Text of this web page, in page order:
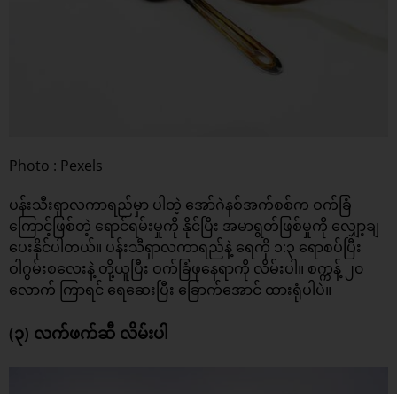
Photo : Pexels
ပန်းသီးရှာလကာရည်မှာ ပါတဲ့ အော်ဂဲနစ်အက်စစ်က ဝက်ခြံ
ကြောင့်ဖြစ်တဲ့ ရောင်ရမ်းမှုကို နိုင်ပြီး အမာရွတ်ဖြစ်မှုကို လျှော့ချ
ပေးနိုင်ပါတယ်။ ပန်းသီရှာလကာရည်နဲ့ ရေကို ၁:၃ ရောစပ်ပြီး
ဝါဂွမ်းစလေးနဲ့ တို့ယူပြီး ဝက်ခြံဖုနေရာကို လိမ်းပါ။ စက္ကန့် ၂၀
လောက် ကြာရင် ရေဆေးပြီး ခြောက်အောင် ထားရုံပါပဲ။
(၃) လက်ဖက်ဆီ လိမ်းပါ